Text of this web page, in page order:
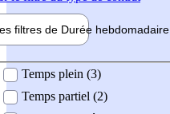
filtres de Durée hebdomadaire
Temps plein (3)
Temps partiel (2)